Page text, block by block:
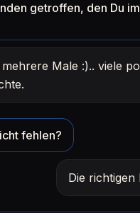
getroffen, den Du
Male :).. viele
fehlen?
Die